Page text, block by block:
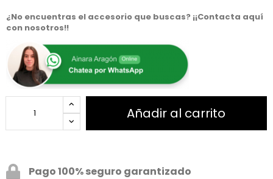
¿No encuentras el accesorio que buscas? ¡¡Contacta aquí
con nosotros!!
Añadir al carrito
Pago 100% seguro garantizado